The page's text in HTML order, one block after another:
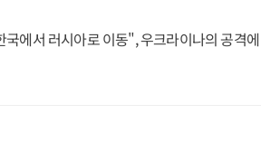
에서 러시아로 이동", 우크라이나의 공격에